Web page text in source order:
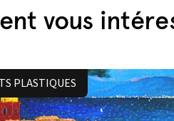
vous
PLASTIQUES